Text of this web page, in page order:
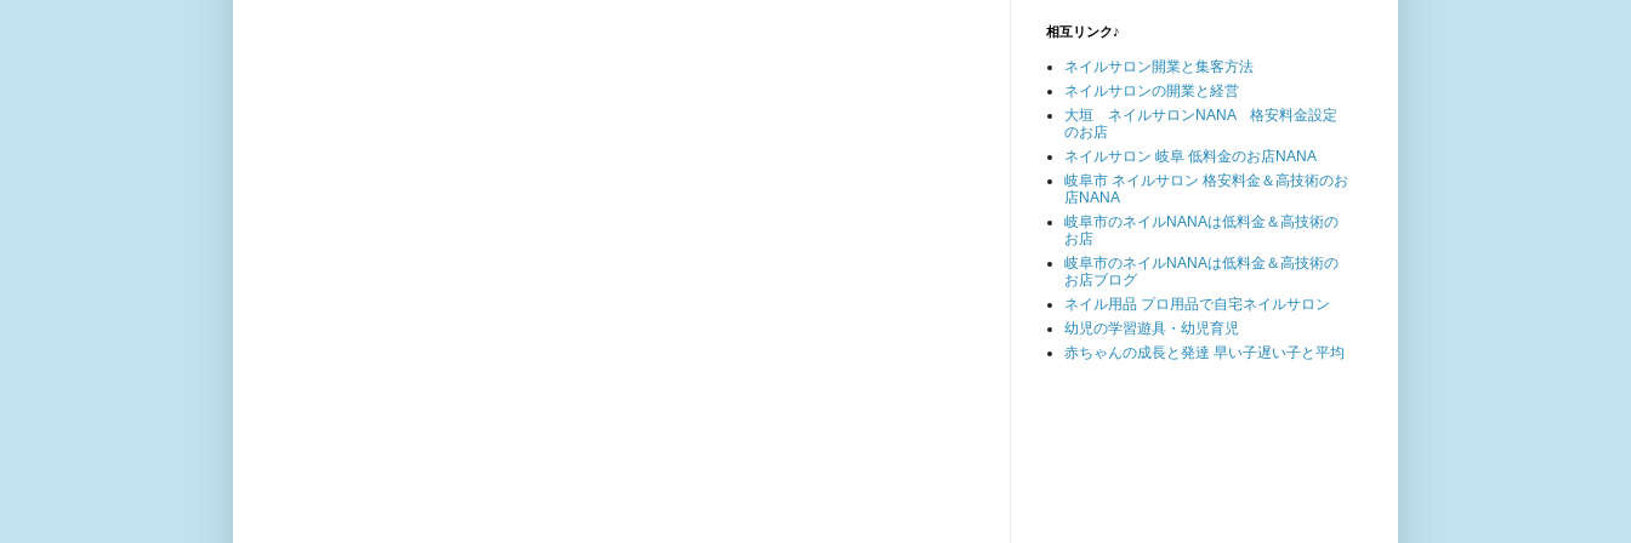
相互リンク♪
ネイルサロン開業と集客方法
ネイルサロンの開業と経営
大垣 ネイルサロンNANA 格安料金設定
のお店
ネイルサロン 岐阜 低料金のお店NANA
岐阜市 ネイルサロン 格安料金＆高技術のお
店NANA
岐阜市のネイルNANAは低料金＆高技術の
お店
岐阜市のネイルNANAは低料金＆高技術の
お店ブログ
ネイル用品 プロ用品で自宅ネイルサロン
幼児の学習遊具・幼児育児
赤ちゃんの成長と発達 早い子遅い子と平均